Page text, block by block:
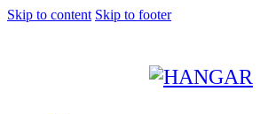
Skip to content Skip to footer